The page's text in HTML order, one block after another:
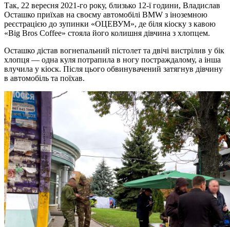
Так, 22 вересня 2021-го року, близько 12-ї години, Владислав
Осташко приїхав на своєму автомобілі BMW з іноземною
реєстрацією до зупинки «ОЦЕВУМ», де біля кіоску з кавою
«Big Bros Coffee» стояла його колишня дівчина з хлопцем.
Осташко дістав вогнепальний пістолет та двічі вистрілив у бік
хлопця — одна куля потрапила в ногу постраждалому, а інша
влучила у кіоск. Після цього обвинувачений затягнув дівчину
в автомобіль та поїхав.